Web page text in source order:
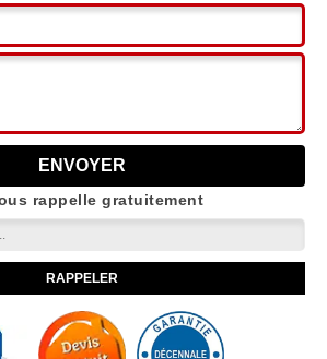
rappelle gratuitement